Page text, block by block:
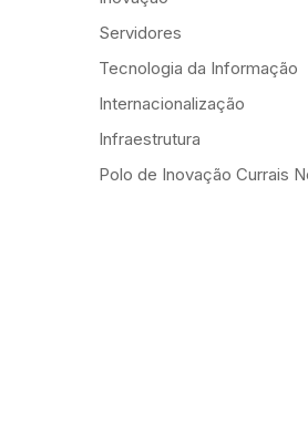
Servidores
Tecnologia da Informação
Internacionalização
Infraestrutura
Polo de Inovação Currais